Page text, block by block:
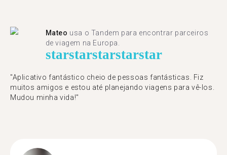
Mateo usa o Tandem para encontrar parceiros
de viagem na Europa.
starstarstarstarstar
"Aplicativo fantástico cheio de pessoas fantásticas. Fiz
muitos amigos e estou até planejando viagens para vê-los.
Mudou minha vida!"